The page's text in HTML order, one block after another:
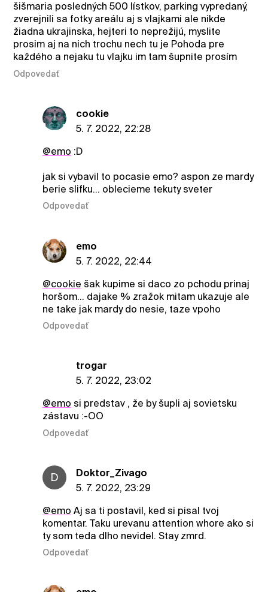
šišmaria posledných 500 lístkov, parking vypredaný,
zverejnili sa fotky areálu aj s vlajkami ale nikde
žiadna ukrajinska, hejteri to neprežijú, myslite
prosim aj na nich trochu nech tu je Pohoda pre
každého a nejaku tu vlajku im tam šupnite prosím
Odpovedať
cookie
5. 7. 2022, 22:28
@emo :D
jak si vybavil to pocasie emo? aspon ze mardy
berie slifku… oblecieme tekuty sveter
Odpovedať
emo
5. 7. 2022, 22:44
@cookie šak kupime si daco zo pchodu prinaj
horšom... dajake % zražok mitam ukazuje ale
ne take jak mardy do nesie, taze vpoho
Odpovedať
trogar
5. 7. 2022, 23:02
@emo si predstav , že by šupli aj sovietsku
zástavu :-OO
Odpovedať
D
Doktor_Zivago
5. 7. 2022, 23:29
@emo Aj sa ti postavil, ked si pisal tvoj
komentar. Taku urevanu attention whore ako si
ty som teda dlho nevidel. Stay zmrd.
Odpovedať